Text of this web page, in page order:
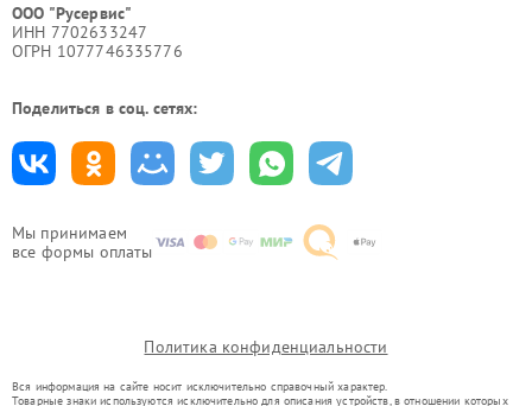
Мы принимаем
все формы оплаты
ООО "Русервис"
ИНН 7702633247
ОГРН 1077746335776
Поделиться в соц. сетях:
Политика конфиденциальности
Вся информация на сайте носит исключительно справочный характер.
Товарные знаки используются исключительно для описания устройств, в отношении которых